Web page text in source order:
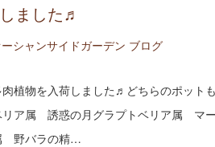
ました♬
シャンサイドガーデン ブログ
植物を入荷しました♬どちらのポット
リア属 誘惑の月グラプトベリア属 マ
野バラの精…